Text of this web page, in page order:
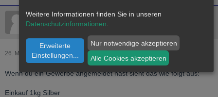
LordExcalibur
26. März 2006
Wenn du ein Gewerbe angemeldet hast sieht das wie folgt aus:
Einkauf 1kg Silber
Weitere Informationen finden Sie in unseren
Datenschutzinformationen
Erweiterte
Einstellungen...
Nur notwendige akzeptieren
Alle Cookies akzeptieren